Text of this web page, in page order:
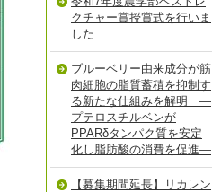
クチャー賞授賞式を行いま
した
ブルーベリー由来成分が筋
肉細胞の脂質蓄積を抑制す
る新たな仕組みを解明 ―
プテロスチルベンが
PPARδタンパク質を安定
化し脂肪酸の消費を促進―
【募集期間延長】リカレン